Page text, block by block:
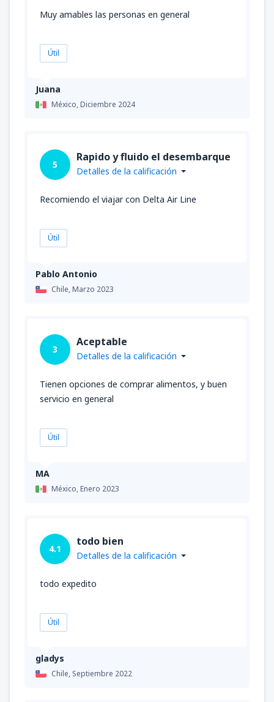
Juana
México,Diciembre 2024
Muy amables las personas en general
Útil
Pablo Antonio
Chile,Marzo 2023
5
Rapido y fluido el desembarque
Detalles de la calificación
Recomiendo el viajar con Delta Air Line
Útil
MA
México,Enero 2023
3
Aceptable
Detalles de la calificación
Tienen opciones de comprar alimentos, y buen
servicio en general
Útil
gladys
Chile, Septiembre 2022
4.1
todo bien
Detalles de la calificación
todo expedito
Útil